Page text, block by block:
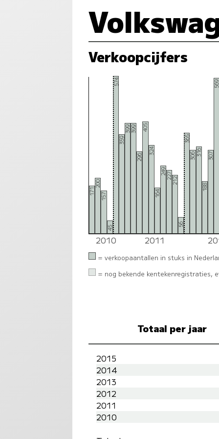
Verkoopcijfers
171
200
157
45
574
359
399399
296
405
324
164
249
227
212
56
365
306316
188
307
2010 2011
= verkoopaantallen in stuks in
= nog bekende kentekenregistraties,
Totaal per jaar
2015
2014
2013
2012
2011
2010